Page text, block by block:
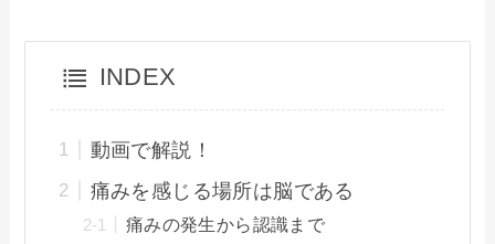
INDEX
動画で解説！
痛みを感じる場所は脳である
痛みの発生から認識まで